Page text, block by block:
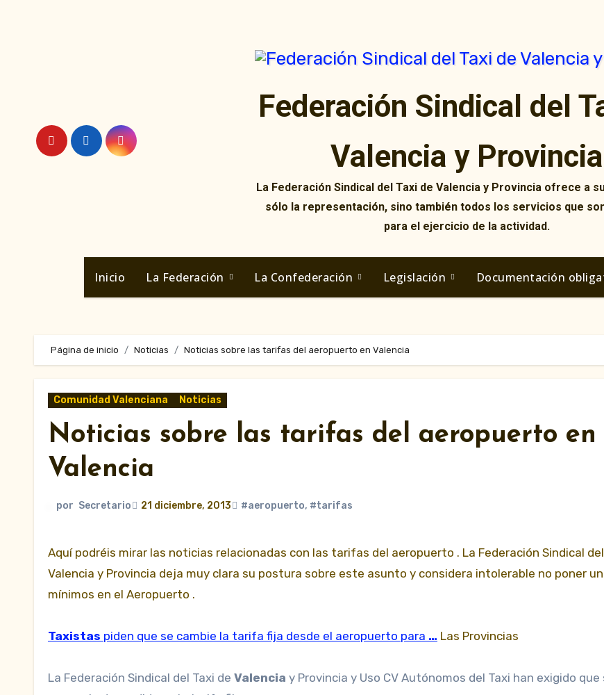
Federación Sindical del
Valencia y Provincia
La Federación Sindical del Taxi de Valencia y Provincia ofrece a
sólo la representación, sino también todos los servicios que
para el ejercicio de la actividad.
Inicio La Federación La Confederación Legislación Documentación
Página de inicio Noticias Noticias sobre las tarifas del aeropuerto en Valencia
Comunidad Valenciana Noticias
Noticias sobre las tarifas del aeropuerto en
Valencia
por Secretario 21 diciembre, 2013 #aeropuerto, #tarifas
Aquí podréis mirar las noticias relacionadas con las tarifas del aeropuerto . La Federación Sindical del Taxi de
Valencia y Provincia deja muy clara su postura sobre este asunto y considera intolerable no poner
mínimos en el Aeropuerto .
Taxistas piden que se cambie la tarifa fija desde el aeropuerto para … Las Provincias
La Federación Sindical del Taxi de Valencia y Provincia y Uso CV Autónomos del Taxi han exigido que